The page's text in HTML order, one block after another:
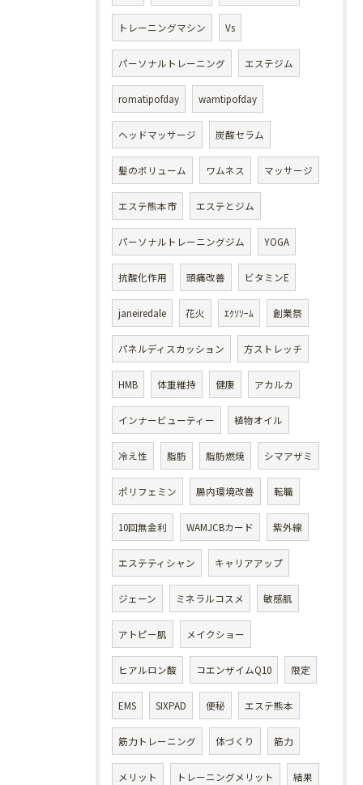
トレーニングマシン Vs
パーソナルトレーニング エステジム
romatipofday wamtipofday
ヘッドマッサージ 炭酸セラム
髪のボリューム ワムネス マッサージ
エステ熊本市 エステとジム
パーソナルトレーニングジム YOGA
抗酸化作用 頭痛改善 ビタミンE
janeiredale 花火 ｴｸｿｿｰﾑ 創業祭
パネルディスカッション 方ストレッチ
HMB 体重維持 健康 アカルカ
インナービューティー 植物オイル
冷え性 脂肪 脂肪燃焼 シマアザミ
ポリフェミン 腸内環境改善 転職
10回無金利 WAMJCBカード 紫外線
エステティシャン キャリアアップ
ジェーン ミネラルコスメ 敏感肌
アトピー肌 メイクショー
ヒアルロン酸 コエンザイムQ10 限定
EMS SIXPAD 便秘 エステ熊本
筋力トレーニング 体づくり 筋力
メリット トレーニングメリット 結果